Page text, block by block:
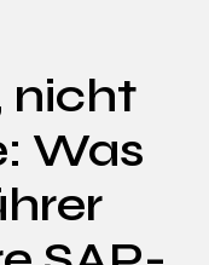
nicht
Was